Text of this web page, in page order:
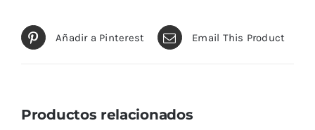
Añadir a Pinterest Email This Product
Productos relacionados